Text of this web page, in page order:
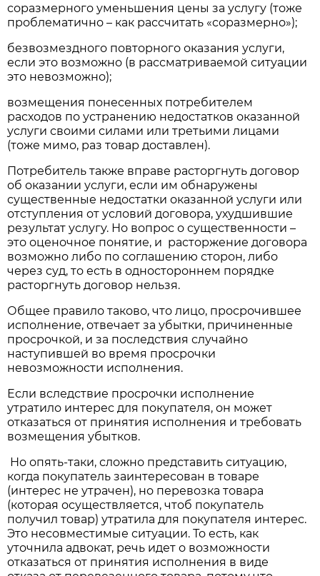
соразмерного уменьшения цены за услугу (тоже
проблематично – как рассчитать «соразмерно»);
безвозмездного повторного оказания услуги,
если это возможно (в рассматриваемой ситуации
это невозможно);
возмещения понесенных потребителем
расходов по устранению недостатков оказанной
услуги своими силами или третьими лицами
(тоже мимо, раз товар доставлен).
Потребитель также вправе расторгнуть договор
об оказании услуги, если им обнаружены
существенные недостатки оказанной услуги или
отступления от условий договора, ухудшившие
результат услугу. Но вопрос о существенности –
это оценочное понятие, и расторжение договора
возможно либо по соглашению сторон, либо
через суд, то есть в одностороннем порядке
расторгнуть договор нельзя.
Общее правило таково, что лицо, просрочившее
исполнение, отвечает за убытки, причиненные
просрочкой, и за последствия случайно
наступившей во время просрочки
невозможности исполнения.
Если вследствие просрочки исполнение
утратило интерес для покупателя, он может
отказаться от принятия исполнения и требовать
возмещения убытков.
Но опять-таки, сложно представить ситуацию,
когда покупатель заинтересован в товаре
(интерес не утрачен), но перевозка товара
(которая осуществляется, чтоб покупатель
получил товар) утратила для покупателя интерес.
Это несовместимые ситуации. То есть, как
уточнила адвокат, речь идет о возможности
отказаться от принятия исполнения в виде